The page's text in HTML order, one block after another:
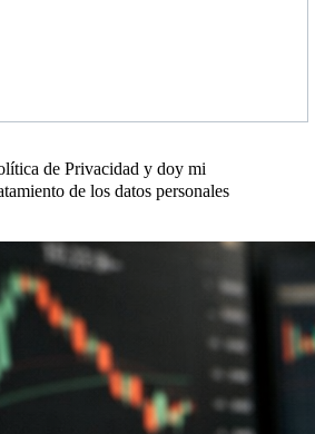
de Privacidad y doy mi
de los datos personales